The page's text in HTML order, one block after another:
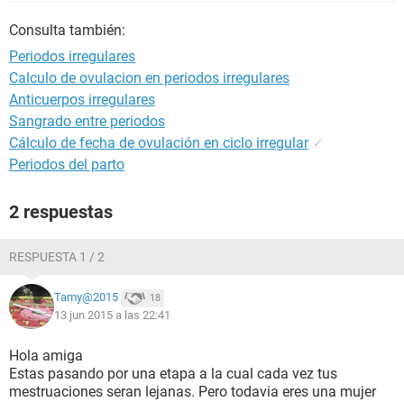
Consulta también:
Periodos irregulares
Calculo de ovulacion en periodos irregulares
Anticuerpos irregulares
Sangrado entre periodos
Cálculo de fecha de ovulación en ciclo irregular ✓
Periodos del parto
2 respuestas
RESPUESTA 1 / 2
Tamy@2015 18
13 jun 2015 a las 22:41
Hola amiga
Estas pasando por una etapa a la cual cada vez tus
mestruaciones seran lejanas. Pero todavia eres una mujer